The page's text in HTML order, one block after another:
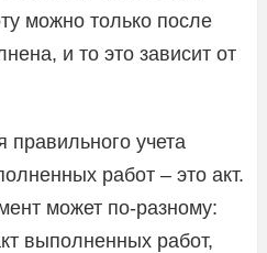
можно только после
и то это зависит от
учета
работ – это акт.
может по-разному:
выполненных работ,